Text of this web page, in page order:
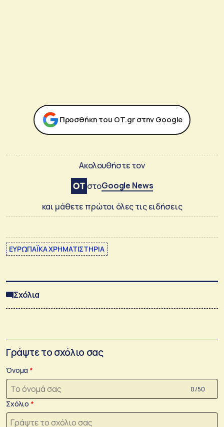
Προσθήκη του ΟΤ.gr στην Google
Ακολουθήστε τον
στοGoogle News
και μάθετε πρώτοι όλες τις ειδήσεις
ΕΥΡΩΠΑΪΚΑ ΧΡΗΜΑΤΙΣΤΗΡΙΑ
Σχόλια
Γράψτε το σχόλιο σας
Όνομα
0 /50
Σχόλιο